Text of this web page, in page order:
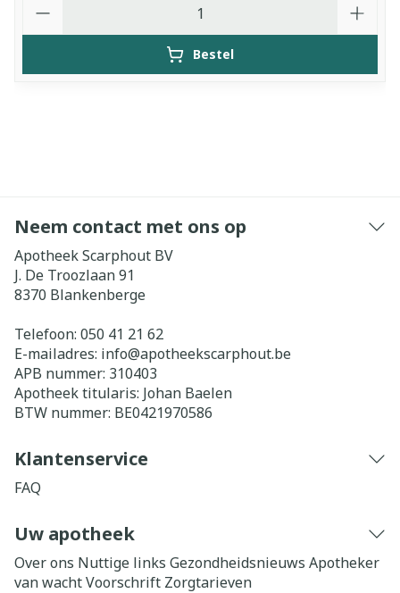
Bestel
Neem contact met ons op
Apotheek Scarphout BV
J. De Troozlaan 91
8370 Blankenberge
Telefoon: 050 41 21 62
E-mailadres: info@apotheekscarphout.be
APB nummer: 310403
Apotheek titularis: Johan Baelen
BTW nummer: BE0421970586
Klantenservice
FAQ
Uw apotheek
Over ons Nuttige links Gezondheidsnieuws Apotheker
van wachtVoorschrift Zorgtarieven